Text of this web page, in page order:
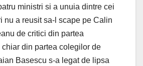
ministri si a unuia dintre cei
nu a reusit sa-l scape pe Calin
de critici din partea
din partea colegilor de
Basescu s-a legat de lipsa